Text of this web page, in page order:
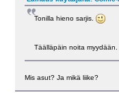
Tonilla hieno sarjis.
Täälläpäin noita
Mis asut? Ja mikä liike?